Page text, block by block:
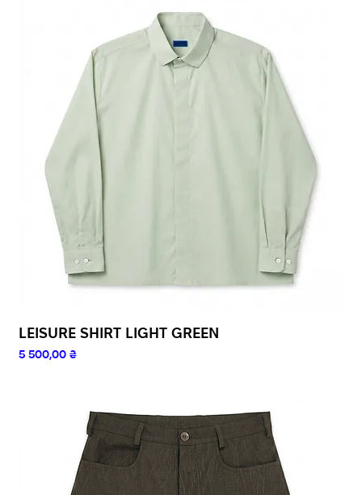
LEISURE SHIRT LIGHT GREEN
Ціна
5 500,00 ₴